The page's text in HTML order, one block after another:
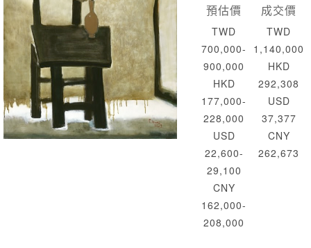
預估價
TWD
700,000-
900,000
HKD
177,000-
228,000
USD
22,600-
29,100
CNY
162,000-
208,000
成交價
TWD
1,140,000
HKD
292,308
USD
37,377
CNY
262,673